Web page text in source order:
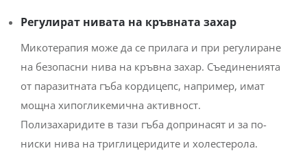
Регулират нивата на кръвната захар
Микотерапия може да се прилага и при регулиране
на безопасни нива на кръвна захар. Съединенията
от паразитната гъба кордицепс, например, имат
мощна хипогликемична активност.
Полизахаридите в тази гъба допринасят и за по-
ниски нива на триглицеридите и холестерола.